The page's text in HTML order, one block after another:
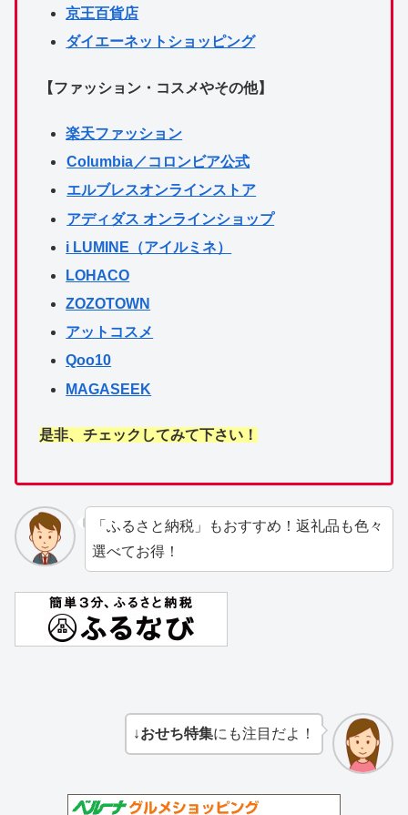
京王百貨店
ダイエーネットショッピング
【ファッション・コスメやその他】
楽天ファッション
Columbia／コロンビア公式
エルブレスオンラインストア
アディダス オンラインショップ
i LUMINE（アイルミネ）
LOHACO
ZOZOTOWN
アットコスメ
Qoo10
MAGASEEK
是非、チェックしてみて下さい！
「ふるさと納税」もおすすめ！返礼品も色々
選べてお得！
↓おせち特集にも注目だよ！